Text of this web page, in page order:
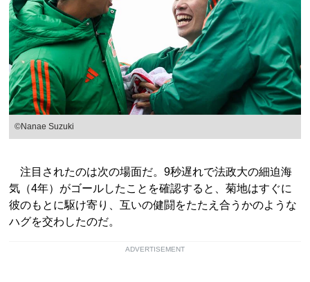
©Nanae Suzuki
注目されたのは次の場面だ。9秒遅れで法政大の細迫海
気（4年）がゴールしたことを確認すると、菊地はすぐに
彼のもとに駆け寄り、互いの健闘をたたえ合うかのような
ハグを交わしたのだ。
ADVERTISEMENT